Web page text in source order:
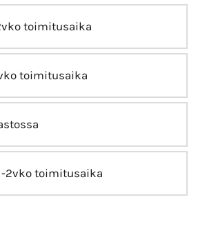
toimitusaika
toimitusaika
2vko toimitusaika